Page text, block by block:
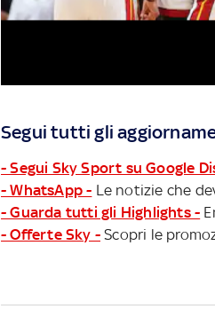
Segui tutti gli
- Segui Sky Sport su Google
- WhatsApp - Le notizie che
- Guarda tutti gli Highlights -
- Offerte Sky - Scopri le